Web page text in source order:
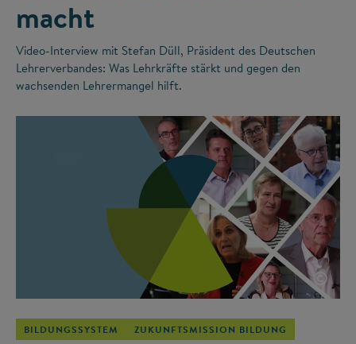
macht
Video-Interview mit Stefan Düll, Präsident des Deutschen
Lehrerverbandes: Was Lehrkräfte stärkt und gegen den
wachsenden Lehrermangel hilft.
©
BILDUNGSSYSTEM ZUKUNFTSMISSION BILDUNG